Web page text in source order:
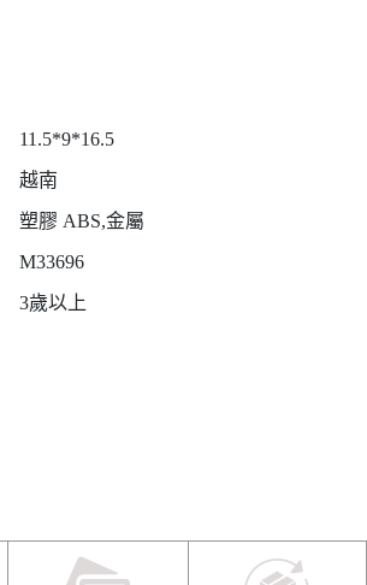
11.5*9*16.5
越南
塑膠 ABS,金屬
M33696
3歲以上